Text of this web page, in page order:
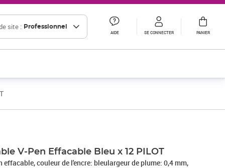
site : Professionnel
AIDE SE CONNECTER PANIER
V-Pen Effacable Bleu x 12 PILOT
effacable, couleur de l'encre: bleulargeur de plume: 0,4 mm,